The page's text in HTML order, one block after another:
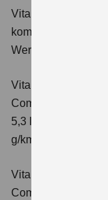
Vitara 1.4
kombinierter
Wert der CO₂-
Vitara 1.4
Comfort
5,3 l/100km;
g/km; CO₂-Klasse: D
Vitara 1.4
Comfort